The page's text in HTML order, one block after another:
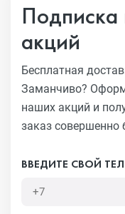
Подписка
акций
Бесплатная
Заманчиво?
наших акций и
заказ совершенно
ВВЕДИТЕ СВОЙ